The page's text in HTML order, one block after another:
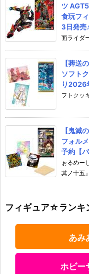
ツ
食玩フ
3日発売♪
面ライダ
【葬送
ソフト
り2026
フトクッ
【鬼滅
フォル
予約【
ぉるめー
其ノ十五
フィギュア☆ランキ
あみ
ホビー